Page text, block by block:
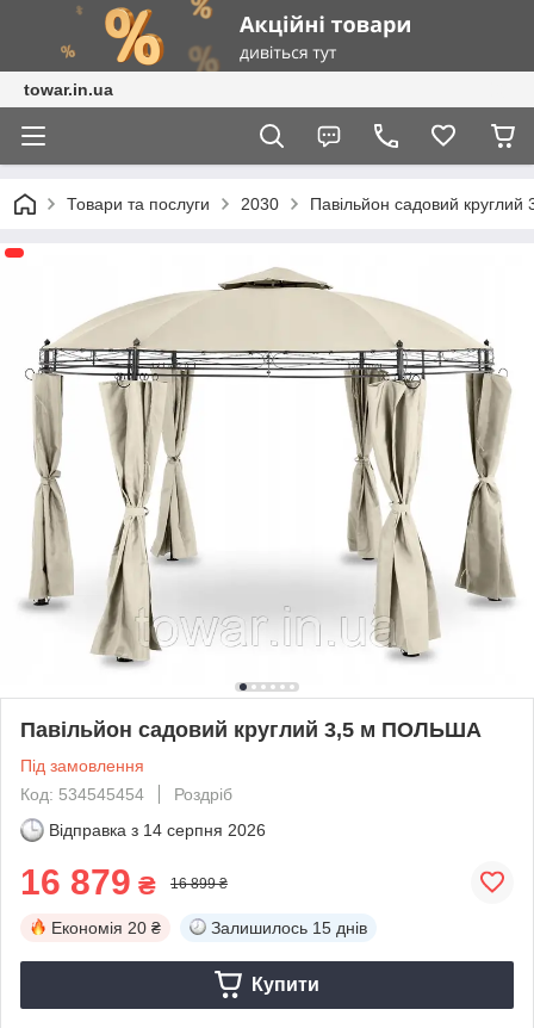
towar.in.ua
Товари та послуги 2030 Павільйон садовий
Павільйон садовий круглий 3,5 м ПОЛЬША
Під замовлення
Код: 534545454
Роздріб
Відправка з 14 серпня 2026
16 879 ₴ 16 899 ₴
Економія 20 ₴ Залишилось 15 днів
Купити